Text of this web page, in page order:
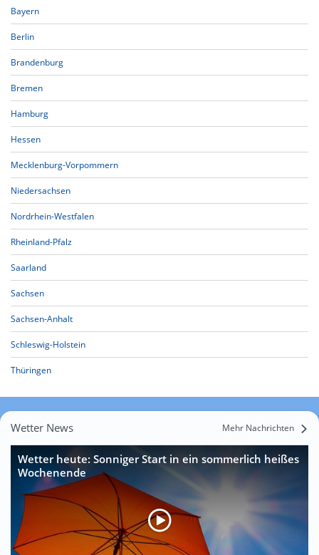
Bayern
Berlin
Brandenburg
Bremen
Hamburg
Hessen
Mecklenburg-Vorpommern
Niedersachsen
Nordrhein-Westfalen
Rheinland-Pfalz
Saarland
Sachsen
Sachsen-Anhalt
Schleswig-Holstein
Thüringen
Wetter News Mehr Nachrichten
Wetter heute: Sonniger Start in ein sommerlich heißes
Wochenende